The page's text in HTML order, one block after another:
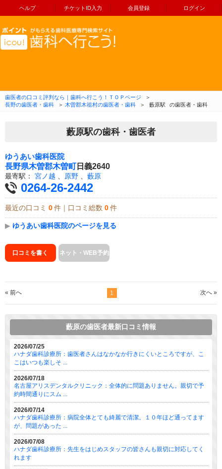
ヘルプ チケットID入力 会員登録 ログイン
コンテンツへ移動
歯医者の口コミ評判なら｜歯科へ行こう！ＴＯＰページ
＞
長野の歯医者・歯科
＞ 木曽郡木祖村の歯医者・歯科 ＞ 藪原駅 の歯医者・歯科
藪原駅の歯科・歯医者
ゆうあい歯科医院
長野県木曽郡木曽町日義2640
最寄駅： 宮ノ越 原野 藪原
0264-26-2442
最近の口コミ 0 件｜口コミ総数 0 件
▶ ゆうあい歯科医院のページを見る
口コミを書く ネット・WEB予約
« 前へ 1 次へ »
藪原の歯医者最新口コミ情報
2026/07/25
ハナダ歯科診療所：歯医者さんはなかなか行きにくいところですが、こ
こはいつも楽しそ ...
2026/07/18
名古屋アリスデンタルクリニック：全体的に問題ありません。親切で予
約時間通りにスム ...
2026/07/14
ハナダ歯科診療所：病院全体とても綺麗で清潔。１０年ほど通ってます
が、問題があった ...
2026/07/08
ハナダ歯科診療所：先生をはじめスタッフの皆さんも親切に対応してく
れます